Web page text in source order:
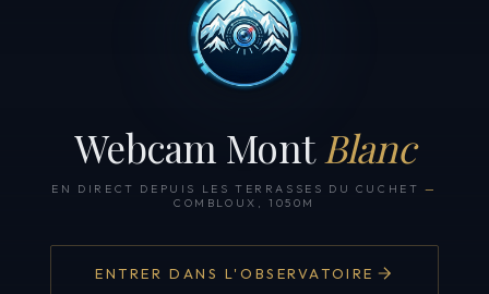
Webcam Mont Blanc
EN DIRECT DEPUIS LES TERRASSES DU CUCHET —
COMBLOUX, 1050M
ENTRER DANS L'OBSERVATOIRE